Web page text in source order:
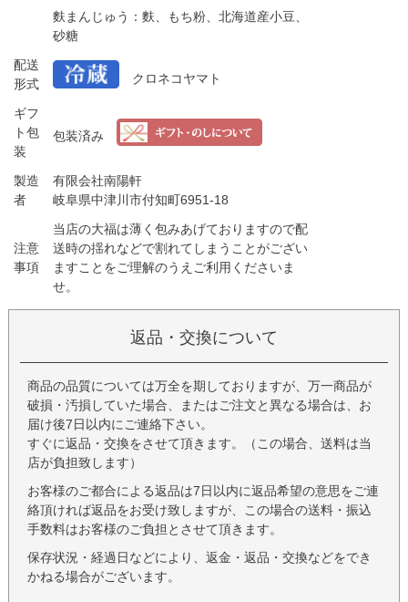
麩まんじゅう：麩、もち粉、北海道産小豆、
砂糖
配送
形式
クロネコヤマト
ギフ
ト包
装
包装済み
製造
者
有限会社南陽軒
岐阜県中津川市付知町6951-18
注意
事項
当店の大福は薄く包みあげておりますので配
送時の揺れなどで割れてしまうことがござい
ますことをご理解のうえご利用くださいま
せ。
返品・交換について
商品の品質については万全を期しておりますが、万一商品が
破損・汚損していた場合、またはご注文と異なる場合は、お
届け後7日以内にご連絡下さい。
すぐに返品・交換をさせて頂きます。（この場合、送料は当
店が負担致します）
お客様のご都合による返品は7日以内に返品希望の意思をご連
絡頂ければ返品をお受け致しますが、この場合の送料・振込
手数料はお客様のご負担とさせて頂きます。
保存状況・経過日などにより、返金・返品・交換などをでき
かねる場合がございます。